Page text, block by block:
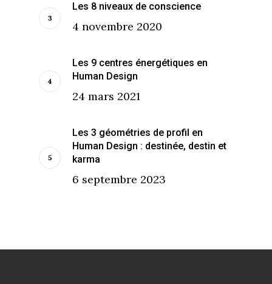
Les 8 niveaux de conscience
4 novembre 2020
Les 9 centres énergétiques en
Human Design
24 mars 2021
Les 3 géométries de profil en
Human Design : destinée, destin et
karma
6 septembre 2023